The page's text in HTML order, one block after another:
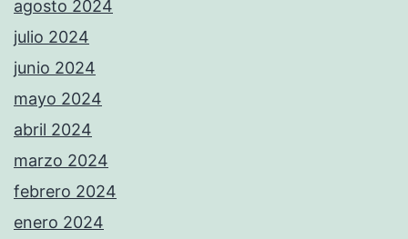
agosto 2024
julio 2024
junio 2024
mayo 2024
abril 2024
marzo 2024
febrero 2024
enero 2024